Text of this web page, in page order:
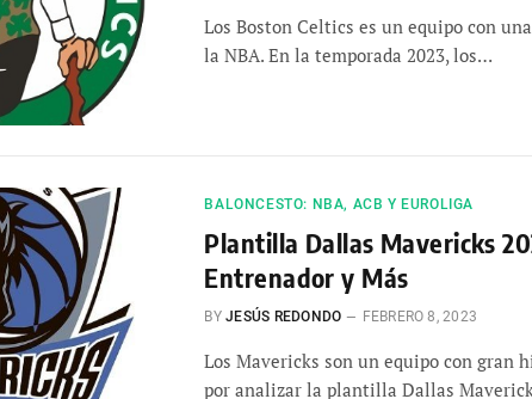
Los Boston Celtics es un equipo con
la NBA. En la temporada 2023, los…
BALONCESTO: NBA, ACB Y EUROLIGA
Plantilla Dallas Mavericks
Entrenador y Más
BY JESÚS REDONDO FEBRERO 8, 2023
Los Mavericks son un equipo con gran
por analizar la plantilla Dallas